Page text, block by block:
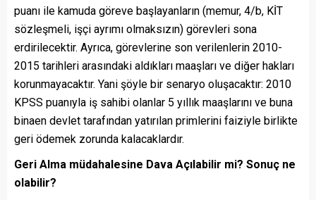
puanı ile kamuda göreve başlayanların (memur, 4/b, KİT
sözleşmeli, işçi ayrımı olmaksızın) görevleri sona
erdirilecektir. Ayrıca, görevlerine son verilenlerin 2010-
2015 tarihleri arasındaki aldıkları maaşları ve diğer hakları
korunmayacaktır. Yani şöyle bir senaryo oluşacaktır: 2010
KPSS puanıyla iş sahibi olanlar 5 yıllık maaşlarını ve buna
binaen devlet tarafından yatırılan primlerini faiziyle birlikte
geri ödemek zorunda kalacaklardır.
Geri Alma müdahalesine Dava Açılabilir mi? Sonuç ne
olabilir?